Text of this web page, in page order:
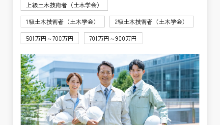
上級土木技術者（土木学会）
1級土木技術者（土木学会）
2級土木技術者（土木学会）
501万円～700万円
701万円～900万円